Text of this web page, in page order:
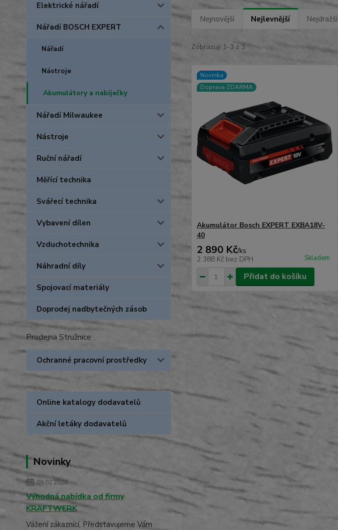
Elektrické nářadí
Nářadí BOSCH EXPERT
Nářadí
Nástroje
Akumulátory a nabíječky
Nářadí Milwaukee
Nástroje
Ruční nářadí
Měřící technika
Svářecí technika
Vybavení dílen
Vzduchotechnika
Náhradní díly
Spojovací materiály
Doprodej nadbytečných zásob
Prodejna Stružnice
Ochranné pracovní prostředky
Online katalogy dodavatelů
Akční letáky dodavatelů
Novinky
09.02.2026
Výhodná nabídka od firmy
KRAFTWERK
Vážení zákaznící, Představujeme Vám
Nejnovější Nejlevnější Nejdražší
Zobrazuji 1-3 z 3
Novinka
Doprava ZDARMA
Akumulátor Bosch EXPERT EXBA18V-
40
2 890 Kč/ks
2 388 Kč bez DPH Skladem
Přidat do košíku